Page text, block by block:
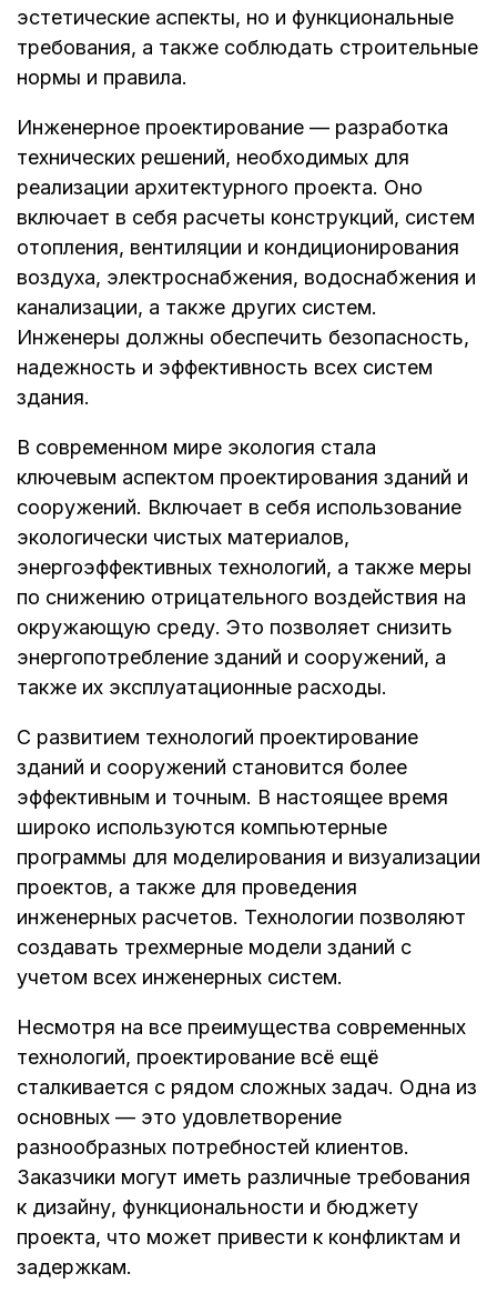
эстетические аспекты, но и функциональные
требования, а также соблюдать строительные
нормы и правила.
Инженерное проектирование — разработка
технических решений, необходимых для
реализации архитектурного проекта. Оно
включает в себя расчеты конструкций, систем
отопления, вентиляции и кондиционирования
воздуха, электроснабжения, водоснабжения и
канализации, а также других систем.
Инженеры должны обеспечить безопасность,
надежность и эффективность всех систем
здания.
В современном мире экология стала
ключевым аспектом проектирования зданий и
сооружений. Включает в себя использование
экологически чистых материалов,
энергоэффективных технологий, а также меры
по снижению отрицательного воздействия на
окружающую среду. Это позволяет снизить
энергопотребление зданий и сооружений, а
также их эксплуатационные расходы.
С развитием технологий проектирование
зданий и сооружений становится более
эффективным и точным. В настоящее время
широко используются компьютерные
программы для моделирования и визуализации
проектов, а также для проведения
инженерных расчетов. Технологии позволяют
создавать трехмерные модели зданий с
учетом всех инженерных систем.
Несмотря на все преимущества современных
технологий, проектирование всё ещё
сталкивается с рядом сложных задач. Одна из
основных — это удовлетворение
разнообразных потребностей клиентов.
Заказчики могут иметь различные требования
к дизайну, функциональности и бюджету
проекта, что может привести к конфликтам и
задержкам.